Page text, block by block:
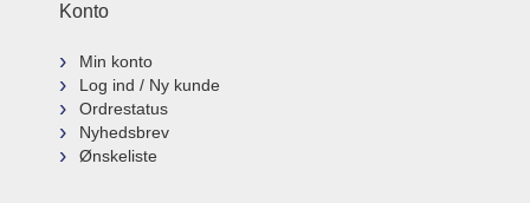
Konto
Min konto
Log ind / Ny kunde
Ordrestatus
Nyhedsbrev
Ønskeliste